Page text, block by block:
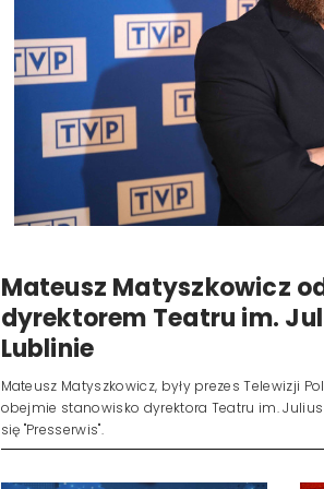
Mateusz Matyszkowicz
dyrektorem Teatru im.
Lublinie
Mateusz Matyszkowicz, były prezes Telewizji
obejmie stanowisko dyrektora Teatru im.
się "Presserwis".